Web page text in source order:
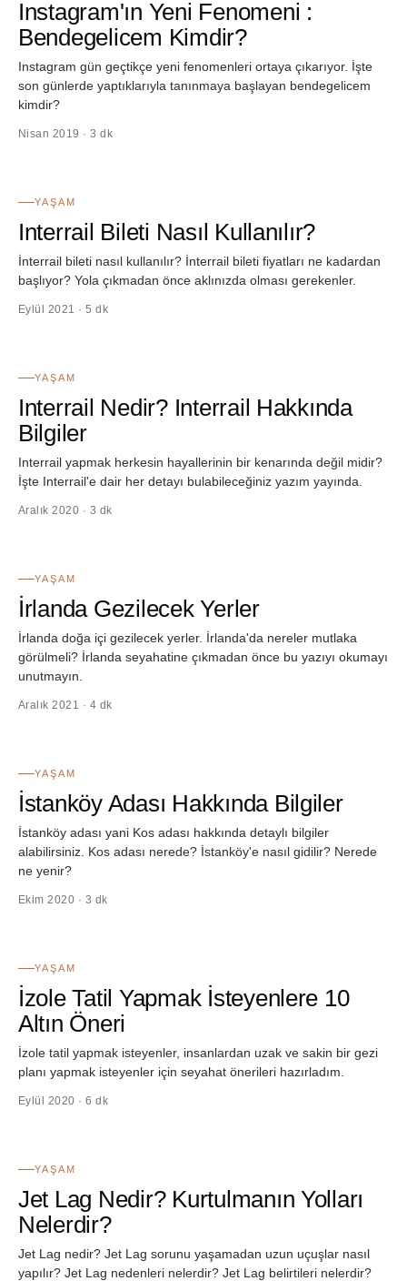
Instagram'ın Yeni Fenomeni :
Bendegelicem Kimdir?
Instagram gün geçtikçe yeni fenomenleri ortaya çıkarıyor. İşte
son günlerde yaptıklarıyla tanınmaya başlayan bendegelicem
kimdir?
Nisan 2019 · 3 dk
YAŞAM
Interrail Bileti Nasıl Kullanılır?
İnterrail bileti nasıl kullanılır? İnterrail bileti fiyatları ne kadardan
başlıyor? Yola çıkmadan önce aklınızda olması gerekenler.
Eylül 2021 · 5 dk
YAŞAM
Interrail Nedir? Interrail Hakkında
Bilgiler
Interrail yapmak herkesin hayallerinin bir kenarında değil midir?
İşte Interrail'e dair her detayı bulabileceğiniz yazım yayında.
Aralık 2020 · 3 dk
YAŞAM
İrlanda Gezilecek Yerler
İrlanda doğa içi gezilecek yerler. İrlanda'da nereler mutlaka
görülmeli? İrlanda seyahatine çıkmadan önce bu yazıyı okumayı
unutmayın.
Aralık 2021 · 4 dk
YAŞAM
İstanköy Adası Hakkında Bilgiler
İstanköy adası yani Kos adası hakkında detaylı bilgiler
alabilirsiniz. Kos adası nerede? İstanköy'e nasıl gidilir? Nerede
ne yenir?
Ekim 2020 · 3 dk
YAŞAM
İzole Tatil Yapmak İsteyenlere 10
Altın Öneri
İzole tatil yapmak isteyenler, insanlardan uzak ve sakin bir gezi
planı yapmak isteyenler için seyahat önerileri hazırladım.
Eylül 2020 · 6 dk
YAŞAM
Jet Lag Nedir? Kurtulmanın Yolları
Nelerdir?
Jet Lag nedir? Jet Lag sorunu yaşamadan uzun uçuşlar nasıl
yapılır? Jet Lag nedenleri nelerdir? Jet Lag belirtileri nelerdir?